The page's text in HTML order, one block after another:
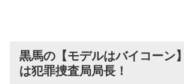
黒馬の【モデルはバイコーン
は犯罪捜査局局長！